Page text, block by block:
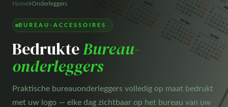
Home Onderleggers
BUREAU-ACCESSOIRES
BedrukteBureau-
onderleggers
Praktische bureauonderleggers volledig op maat bedrukt
met uw logo — elke dag zichtbaar op het bureau van uw